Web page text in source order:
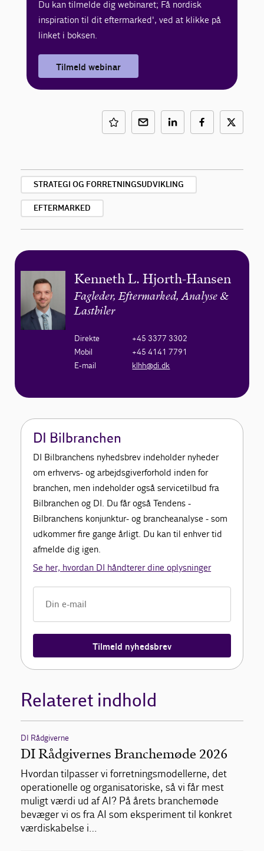
Du kan tilmelde dig webinaret; Få nordisk
inspiration til dit eftermarked', ved at klikke på
linket i boksen.
Tilmeld webinar
STRATEGI OG FORRETNINGSUDVIKLING
EFTERMARKED
Kenneth L. Hjorth-Hansen
Fagleder, Eftermarked, Analyse &
Lastbiler
Direkte
+45 3377 3302
Mobil
+45 4141 7791
E-mail
klhh@di.dk
DI Bilbranchen
DI Bilbranchens nyhedsbrev indeholder nyheder
om erhvervs- og arbejdsgiverforhold inden for
branchen, men indeholder også servicetilbud fra
Bilbranchen og DI. Du får også Tendens -
Bilbranchens konjunktur- og brancheanalyse - som
udkommer fire gange årligt. Du kan til enhver tid
afmelde dig igen.
Se her, hvordan DI håndterer dine oplysninger
Tilmeld nyhedsbrev
Relateret indhold
DI Rådgiverne
DI Rådgivernes Branchemøde 2026
Hvordan tilpasser vi forretningsmodellerne, det
operationelle og organisatoriske, så vi får mest
muligt værdi ud af AI? På årets branchemøde
bevæger vi os fra AI som eksperiment til konkret
værdiskabelse i…